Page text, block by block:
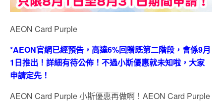
AEON Card Purple
*AEON官網已經預告，高達6%回贈既第二階段，會係9月
1日推出！詳細有待公佈！不過小斯優惠就未知啦，大家
申請定先！
AEON Card Purple 小斯優惠再做啊！AEON Card Purple